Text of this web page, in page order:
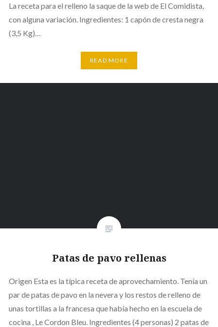
La receta para el relleno la saque de la web de El Comidista,
con alguna variación. Ingredientes: 1 capón de cresta negra
(3,5 Kg)…
READ MORE
Patas de pavo rellenas
Origen Esta es la típica receta de aprovechamiento. Tenía un
par de patas de pavo en la nevera y los restos de relleno de
unas tortillas a la francesa que había hecho en la escuela de
cocina , Le Cordon Bleu. Ingredientes (4 personas) 2 patas de